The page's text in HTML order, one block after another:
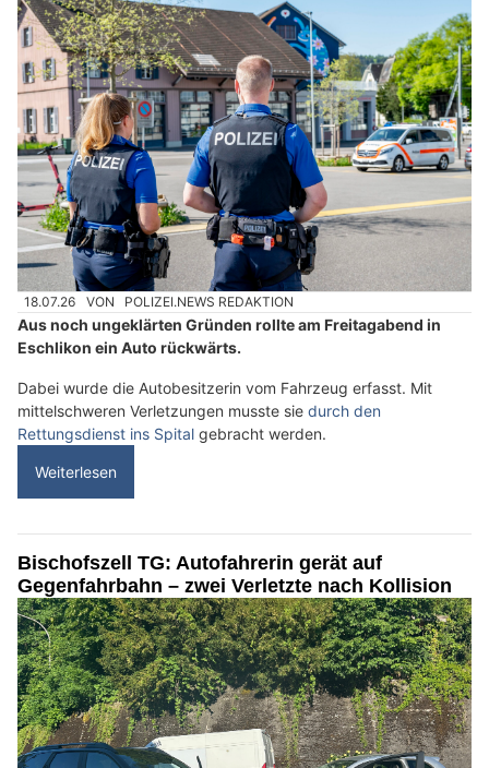
18.07.26 VON POLIZEI.NEWS REDAKTION
Aus noch ungeklärten Gründen rollte am Freitagabend in
Eschlikon ein Auto rückwärts.
Dabei wurde die Autobesitzerin vom Fahrzeug erfasst. Mit
mittelschweren Verletzungen musste sie durch den
Rettungsdienst ins Spital gebracht werden.
Weiterlesen
Bischofszell TG: Autofahrerin gerät auf
Gegenfahrbahn – zwei Verletzte nach Kollision